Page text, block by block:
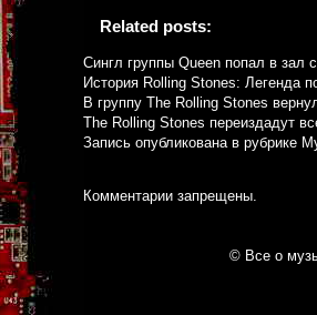
Related posts:
Сингл группы Queen попал в зал
История Rolling Stones: Легенда
В группу The Rolling Stones
The Rolling Stones переиздадут
Запись опубликована в рубрике
Комментарии запрещены.
© Все о